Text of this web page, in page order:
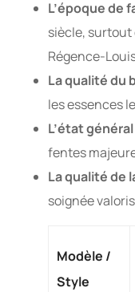
L’époque de
siècle, surtout
Régence-
La qualité du
les essences
L’état général
fentes
La qualité de
soignée
Modèle /
Style